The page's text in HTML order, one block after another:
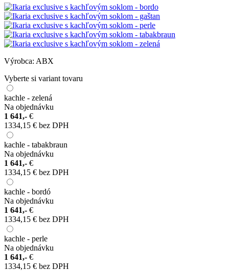
Výrobca: ABX
Vyberte si variant tovaru
kachle - zelená
Na objednávku
1 641,- €
1334,15 € bez DPH
kachle - tabakbraun
Na objednávku
1 641,- €
1334,15 € bez DPH
kachle - bordó
Na objednávku
1 641,- €
1334,15 € bez DPH
kachle - perle
Na objednávku
1 641,- €
1334,15 € bez DPH